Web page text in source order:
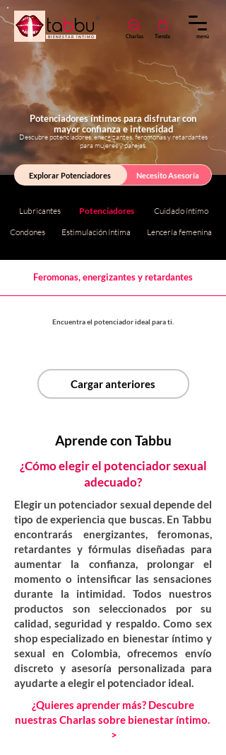
®
B I E N E S T A R Í N T I M O
tabbu Charlas Tienda menú
Potenciadores íntimos para disfrutar con
mayor confianza e intensidad
Descubre potenciadores, energizantes, feromonas y retardantes
para mujeres y parejas.
Lubricantes Potenciadores
Cuidado íntimo
Condones
Estimulación íntima Lencería femenina
Necesito Asesoría
Explorar Potenciadores
Feromonas, energizantes y retardantes
Encuentra el potenciador ideal para ti.
Cargar anteriores
Aprende con Tabbu
¿Cómo elegir el potenciador sexual
adecuado?
Elegir un potenciador sexual depende del
tipo de experiencia que buscas. En Tabbu
encontrarás energizantes, feromonas,
retardantes y fórmulas diseñadas para
aumentar la confianza, prolongar el
momento o intensificar las sensaciones
durante la intimidad. Todos nuestros
productos son seleccionados por su
calidad, seguridad y respaldo. Como sex
shop especializado en bienestar íntimo y
sexual en Colombia, ofrecemos envío
discreto y asesoría personalizada para
ayudarte a elegir el potenciador ideal.
¿Quieres aprender más? Descubre
nuestras Charlas sobre bienestar íntimo.
>